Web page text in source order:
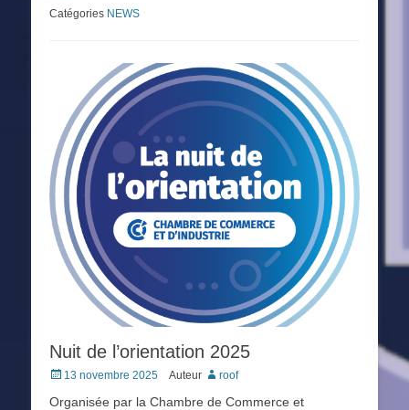
Catégories NEWS
Nuit de l’orientation 2025
Posted
13 novembre 2025 Auteur roof
Organisée par la Chambre de Commerce et